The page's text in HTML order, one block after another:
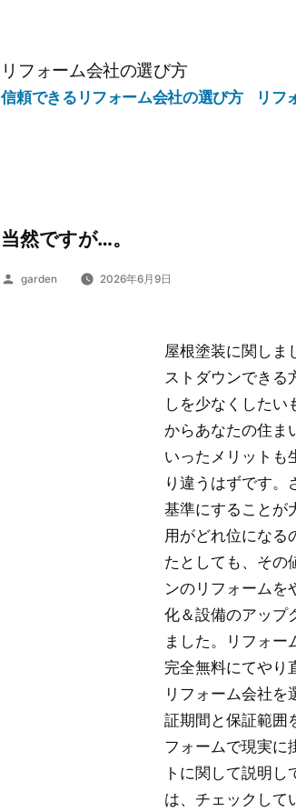
リフォーム会社の選び方
信頼できるリフォーム会社の選び方 リフ
当然ですが…。
投
garden 2026年6月9日
屋根塗装に関しま
ストダウンできる
しを少なくしたい
からあなたの住ま
いったメリットも
り違うはずです。
基準にすることが
用がどれ位になる
たとしても、その
ンのリフォームを
化＆設備のアップ
ました。リフォー
完全無料にてやり
リフォーム会社
証期間と保証範囲
フォームで現実に
トに関して説明
は、チェックして